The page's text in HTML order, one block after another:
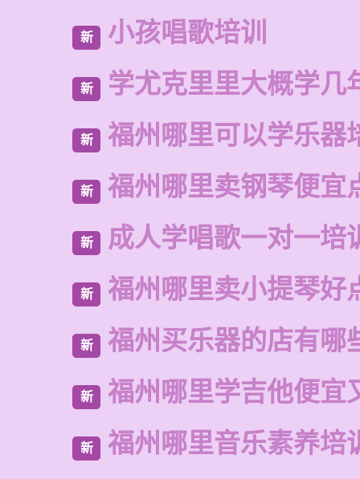
新 小孩唱歌培训
新 学尤克里里大概学几
新 福州哪里可以学乐器
新 福州哪里卖钢琴便宜
新 成人学唱歌一对一培
新 福州哪里卖小提琴好
新 福州买乐器的店有哪
新 福州哪里学吉他便宜
新 福州哪里音乐素养培